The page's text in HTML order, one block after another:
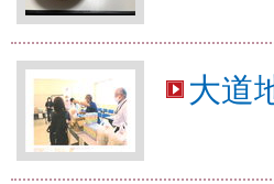
大道